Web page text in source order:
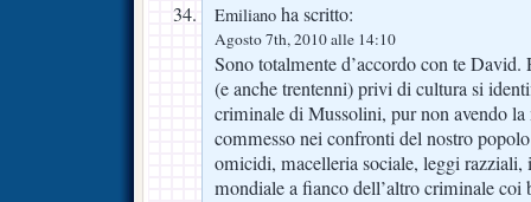
Emiliano ha scritto:
Agosto 7th, 2010 alle 14:10
Sono totalmente d’accordo con te
(e anche trentenni) privi di cultura si
criminale di Mussolini, pur non avendo
commesso nei confronti del nostro
omicidi, macelleria sociale, leggi razziali,
mondiale a fianco dell’altro criminale